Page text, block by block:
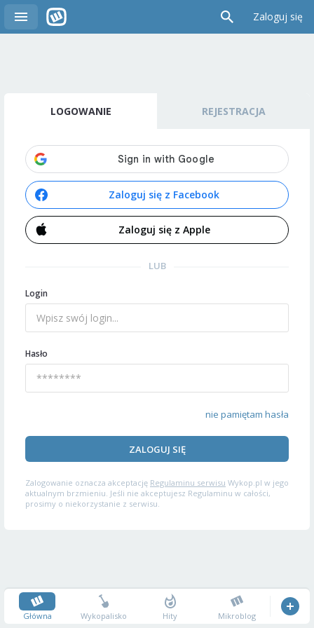
Zaloguj się
LOGOWANIE REJESTRACJA
Zaloguj się z Facebook
Zaloguj się z Apple
LUB
Login
Hasło
nie pamiętam hasła
ZALOGUJ SIĘ
Zalogowanie oznacza akceptację Regulaminu serwisu Wykop.pl w jego
aktualnym brzmieniu. Jeśli nie akceptujesz Regulaminu w całości,
prosimy o niekorzystanie z serwisu.
Główna Wykopalisko Hity Mikroblog